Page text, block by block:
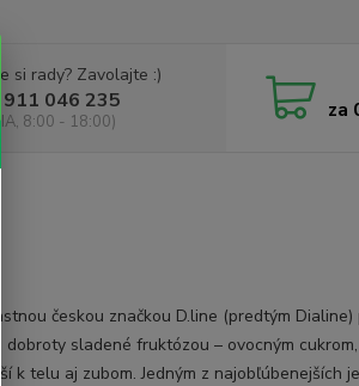
si rady? Zavolajte :)
911 046 235
8:00 - 18:00) za
českou značkou D.line (predtým
dobroty sladené fruktózou – ovocným
k telu aj zubom. Jedným z najobľúbenejších